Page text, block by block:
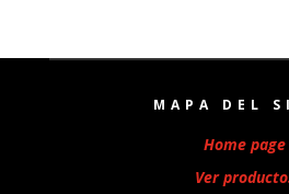
MAPA DEL
Home page
Ver